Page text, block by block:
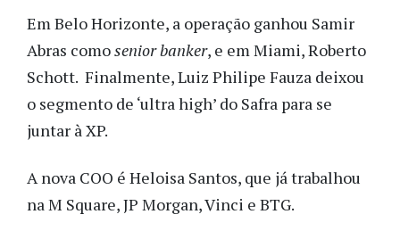
Em Belo Horizonte, a operação ganhou Samir
Abras comosenior banker, e em Miami, Roberto
Schott. Finalmente, Luiz Philipe Fauza deixou
o segmento de ‘ultra high’ do Safra para se
juntar à XP.
A nova COO é Heloisa Santos, que já trabalhou
na M Square, JP Morgan, Vinci e BTG.